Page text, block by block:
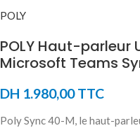
POLY
POLY Haut-parleur
Microsoft Teams
DH 1.980,00TTC
Poly Sync 40-M, le haut-